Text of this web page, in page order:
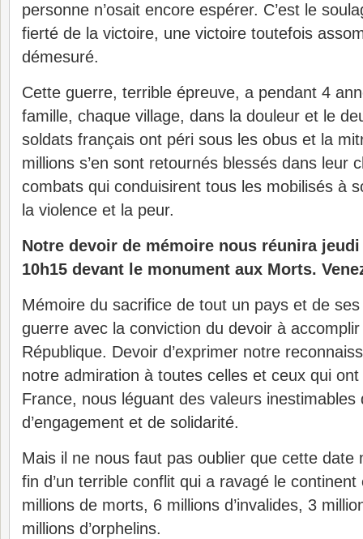
personne n’osait encore espérer. C’est le
fierté de la victoire, une victoire toutefois
démesuré.
Cette guerre, terrible épreuve, a pendant 4
famille, chaque village, dans la douleur et le
soldats français ont péri sous les obus et la
millions s’en sont retournés blessés dans leur
combats qui conduisirent tous les mobilisés à
la violence et la peur.
Notre devoir de mémoire nous réunira jeudi
10h15 devant le monument aux Morts.
Mémoire du sacrifice de tout un pays et de
guerre avec la conviction du devoir à
République. Devoir d’exprimer notre
notre admiration à toutes celles et ceux qui
France, nous léguant des valeurs inestimables
d’engagement et de solidarité.
Mais il ne nous faut pas oublier que cette date
fin d’un terrible conflit qui a ravagé le
millions de morts, 6 millions d’invalides, 3
millions d’orphelins.